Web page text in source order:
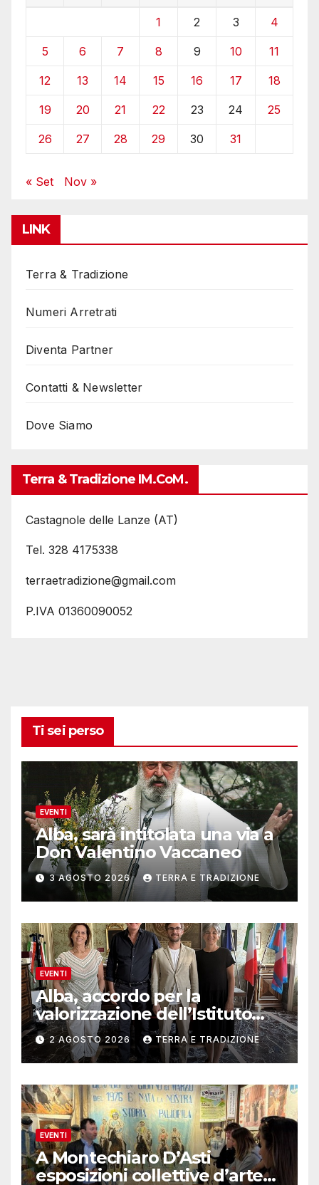
1 2 3 4
5 6 7 8 9 10 11
12 13 14 15 16 17 18
19 20 21 22 23 24 25
26 27 28 29 30 31
« Set Nov »
LINK
Terra & Tradizione
Numeri Arretrati
Diventa Partner
Contatti & Newsletter
Dove Siamo
Terra & Tradizione IM.coM.
Castagnole delle Lanze (AT)
Tel. 328 4175338
terraetradizione@gmail.com
P.IVA 01360090052
Ti sei perso
EVENTI
Alba, sarà intitolata una via a
Don Valentino Vaccaneo
3 AGOSTO 2026 TERRA E TRADIZIONE
EVENTI
Alba, accordo per la
valorizzazione dell’Istituto
musicale Rocca
2 AGOSTO 2026 TERRA E TRADIZIONE
EVENTI
A Montechiaro D’Asti
esposizioni collettive d’arte